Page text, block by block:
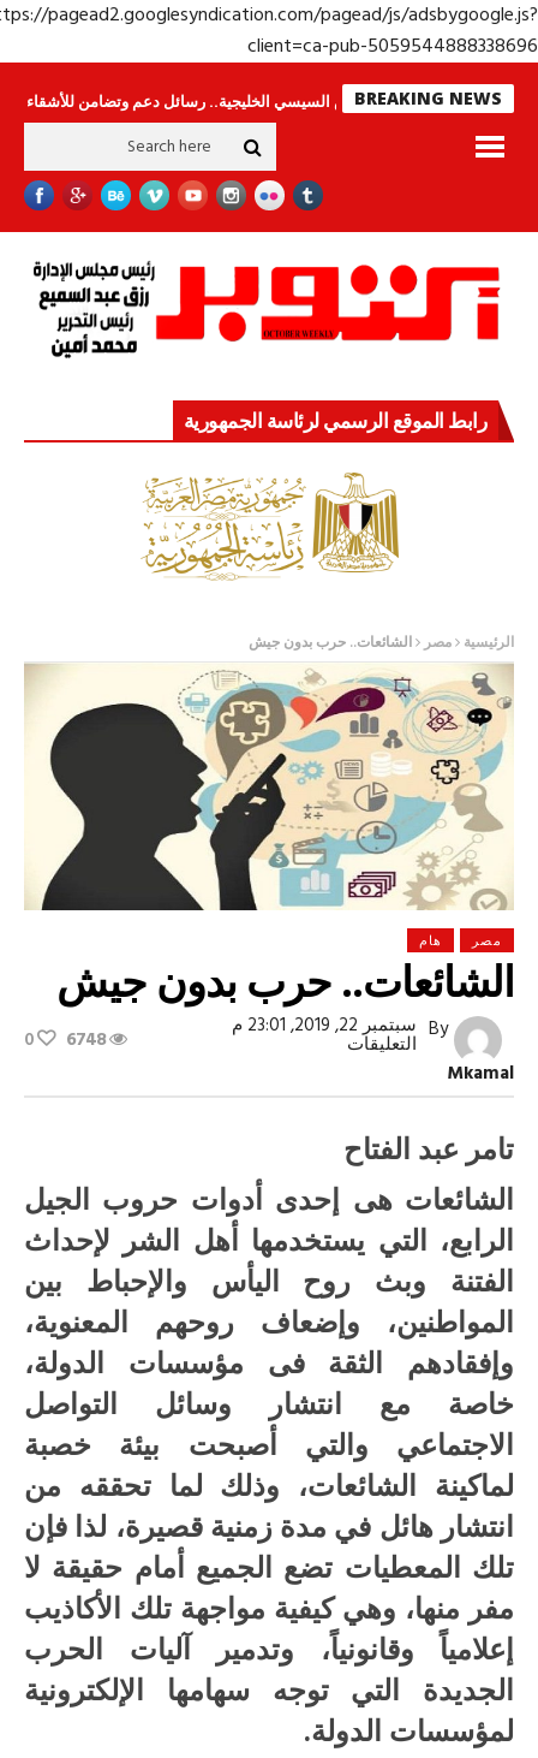
https://pagead2.googlesyndication.com/pagead/js/
client=ca-pub-
BREAKING NEWS
جولة الرئيس السيسي الخليجية.. رسائل دعم وتضامن للأشقاء جهاز
رابط الموقع الرسمي لرئاسة الجمهورية
الرئيسية مصر الشائعات.. حرب بدون جيش
مصر هام
الشائعات.. حرب بدون جيش
By
Mkamal
سبتمبر 22, 2019, 23:01 م
التعليقاتعلى
بدون
مغلقة
6748
0
تامر عبد الفتاح
الشائعات هى إحدى أدوات حروب الجيل
الرابع، التي يستخدمها أهل الشر لإحداث
الفتنة وبث روح اليأس والإحباط بين
المواطنين، وإضعاف روحهم المعنوية،
وإفقادهم الثقة فى مؤسسات الدولة،
خاصة مع انتشار وسائل التواصل
الاجتماعي والتي أصبحت بيئة خصبة
لماكينة الشائعات، وذلك لما تحققه من
انتشار هائل في مدة زمنية قصيرة، لذا فإن
تلك المعطيات تضع الجميع أمام حقيقة لا
مفر منها، وهي كيفية مواجهة تلك الأكاذيب
إعلامياً وقانونياً، وتدمير آليات الحرب
الجديدة التي توجه سهامها الإلكترونية
لمؤسسات الدولة.